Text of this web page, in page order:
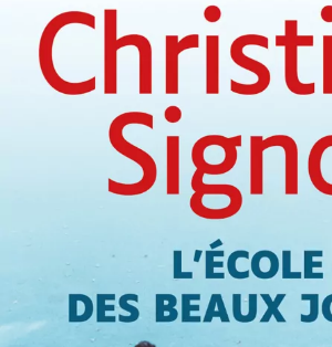
L’École des beaux jours